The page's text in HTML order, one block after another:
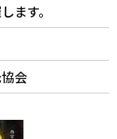
ます。
会